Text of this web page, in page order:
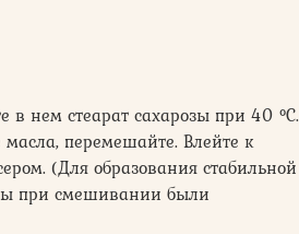
в нем стеарат сахарозы при 40 °С.
перемешайте. Влейте к
(Для образования стабильной
при смешивании были